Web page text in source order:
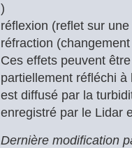
)
réflexion (reflet sur
réfraction
Ces effets peuvent
partiellement réfléchi
est diffusé par la
enregistré par le Lidar
Dernière modification